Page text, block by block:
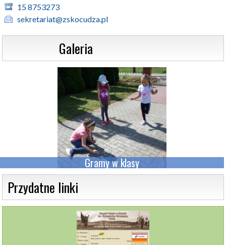
15 8753273
sekretariat@zskocudza.pl
                  Galeria
Gramy w klasy
Przydatne linki